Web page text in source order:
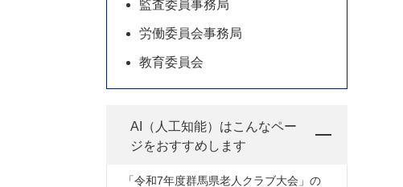
監査委員事務局
労働委員会事務局
教育委員会
AI（人工知能）はこんなペー
ジをおすすめします
「令和7年度群馬県老人クラブ大会」の